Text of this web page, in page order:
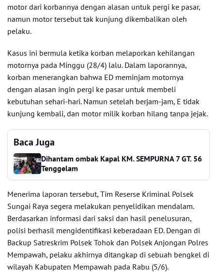
motor dari korbannya dengan alasan untuk pergi ke pasar,
namun motor tersebut tak kunjung dikembalikan oleh
pelaku.
Kasus ini bermula ketika korban melaporkan kehilangan
motornya pada Minggu (28/4) lalu. Dalam laporannya,
korban menerangkan bahwa ED meminjam motornya
dengan alasan ingin pergi ke pasar untuk membeli
kebutuhan sehari-hari. Namun setelah berjam-jam, E tidak
kunjung kembali, dan motor milik korban hilang tanpa jejak.
Baca Juga
Dihantam ombak Kapal KM. SEMPURNA 7 GT. 56
Tenggelam
Menerima laporan tersebut, Tim Reserse Kriminal Polsek
Sungai Raya segera melakukan penyelidikan mendalam.
Berdasarkan informasi dari saksi dan hasil penelusuran,
polisi berhasil mengidentifikasi keberadaan ED. Dengan di
Backup Satreskrim Polsek Tohok dan Polsek Anjongan Polres
Mempawah, pelaku akhirnya ditangkap di sebuah bengkel di
wilayah Kabupaten Mempawah pada Rabu (5/6).